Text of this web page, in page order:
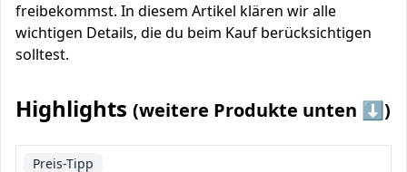
freibekommst. In diesem Artikel klären wir alle
wichtigen Details, die du beim Kauf berücksichtigen
solltest.
Highlights (weitere Produkte unten ⬇️)
Preis-Tipp